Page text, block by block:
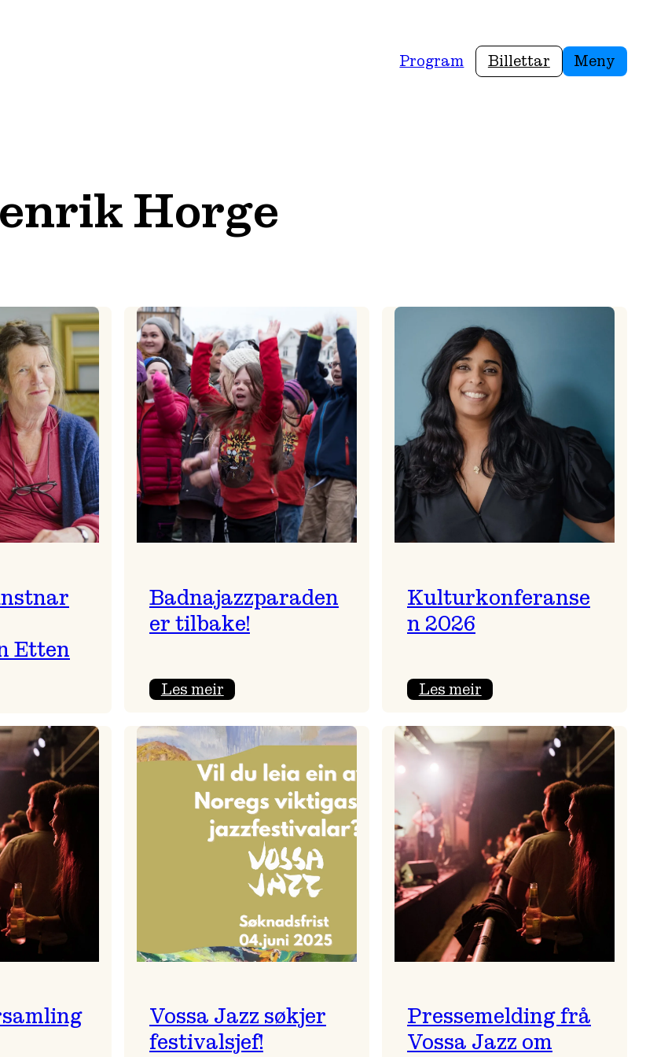
Program Billettar Meny
Horge
Etten
van Etten
Badnajazzparaden
er tilbake!
Les meir:
er
tilbake!
Kulturkonferanse
n 2026
Les meir:
2026
Vossa Jazz søkjer
festivalsjef!
Pressemelding frå
Vossa Jazz om